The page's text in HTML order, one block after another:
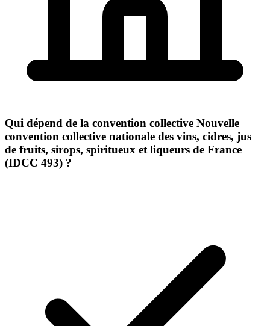
Qui dépend de la convention collective Nouvelle
convention collective nationale des vins, cidres, jus
de fruits, sirops, spiritueux et liqueurs de France
(IDCC 493) ?